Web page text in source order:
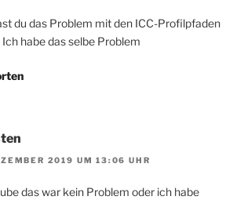
du das Problem mit den ICC-Profilpfaden
Ich habe das selbe Problem
2019 UM 13:06 UHR
das war kein Problem oder ich habe